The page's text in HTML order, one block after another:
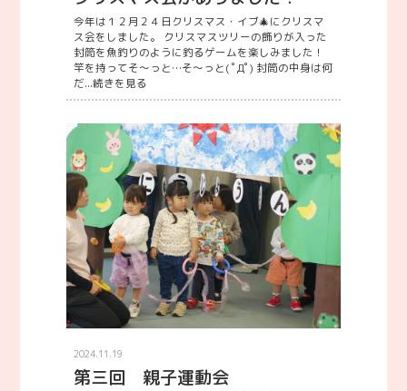
今年は１２月２４日クリスマス・イブ🎄にクリスマ
ス会をしました。 クリスマスツリーの飾りが入った
封筒を魚釣りのように釣るゲームを楽しみました！
竿を持ってそ～っと…そ～っと( ﾟДﾟ) 封筒の中身は何
だ...続きを見る
2024.11.19
第三回 親子運動会